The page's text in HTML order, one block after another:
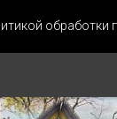
обработки